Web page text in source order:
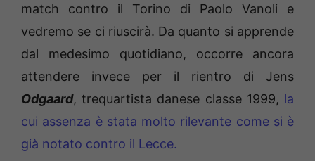
match contro il Torino di Paolo Vanoli e
vedremo se ci riuscirà. Da quanto si apprende
dal medesimo quotidiano, occorre ancora
attendere invece per il rientro di Jens
Odgaard, trequartista danese classe 1999, la
cui assenza è stata molto rilevante come si è
già notato contro il Lecce.